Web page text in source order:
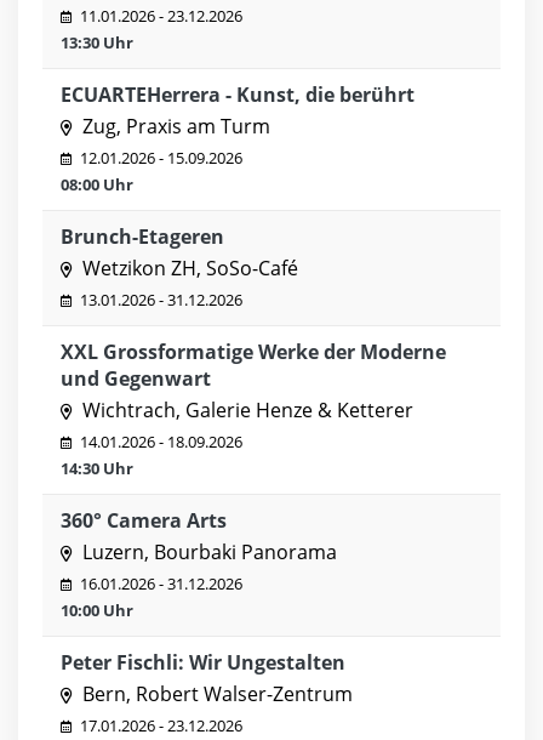
11.01.2026 - 23.12.2026
13:30 Uhr
ECUARTEHerrera - Kunst, die berührt
Zug, Praxis am Turm
12.01.2026 - 15.09.2026
08:00 Uhr
Brunch-Etageren
Wetzikon ZH, SoSo-Café
13.01.2026 - 31.12.2026
XXL Grossformatige Werke der Moderne
und Gegenwart
Wichtrach, Galerie Henze & Ketterer
14.01.2026 - 18.09.2026
14:30 Uhr
360° Camera Arts
Luzern, Bourbaki Panorama
16.01.2026 - 31.12.2026
10:00 Uhr
Peter Fischli: Wir Ungestalten
Bern, Robert Walser-Zentrum
17.01.2026 - 23.12.2026